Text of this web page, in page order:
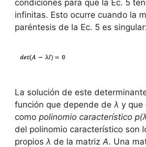
condiciones para que la Ec. 5
infinitas. Esto ocurre cuando la
paréntesis de la Ec. 5 es
La solución de este
función que depende de λ y que
como polinomio característico
del polinomio característico son
propios λ de la matriz A. Una